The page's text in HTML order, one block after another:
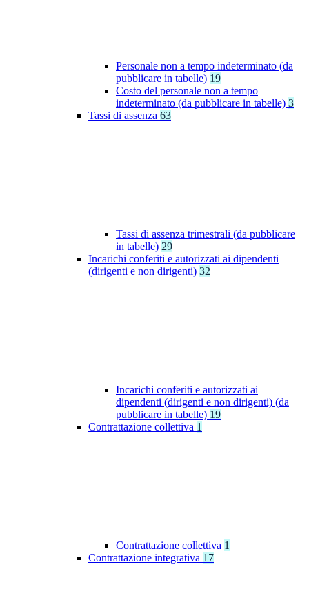
Personale non a tempo indeterminato (da
pubblicare in tabelle) 19
Costo del personale non a tempo
indeterminato (da pubblicare in tabelle) 3
Tassi di assenza 63
Tassi di assenza trimestrali (da pubblicare
in tabelle) 29
Incarichi conferiti e autorizzati ai dipendenti
(dirigenti e non dirigenti) 32
Incarichi conferiti e autorizzati ai
dipendenti (dirigenti e non dirigenti) (da
pubblicare in tabelle) 19
Contrattazione collettiva 1
Contrattazione collettiva 1
Contrattazione integrativa 17